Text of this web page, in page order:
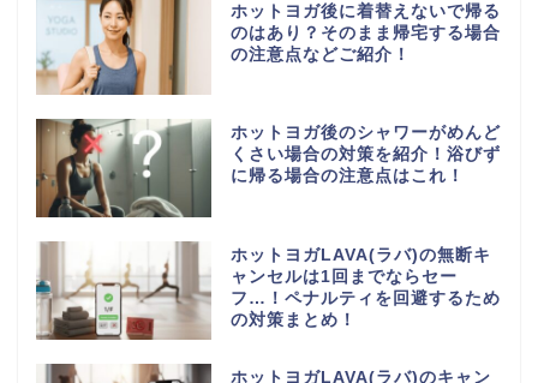
ホットヨガ後に着替えないで帰る
のはあり？そのまま帰宅する場合
の注意点などご紹介！
ホットヨガ後のシャワーがめんど
くさい場合の対策を紹介！浴びず
に帰る場合の注意点はこれ！
ホットヨガLAVA(ラバ)の無断キ
ャンセルは1回までならセー
フ…！ペナルティを回避するため
の対策まとめ！
ホットヨガLAVA(ラバ)のキャン